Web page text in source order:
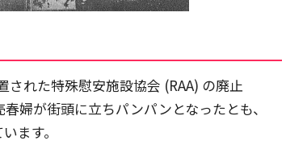
れた特殊慰安施設協会 (RAA) の廃止
婦が街頭に立ちパンパンとなったとも、
ます。